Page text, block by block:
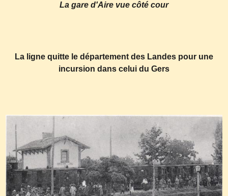
La gare d'Aire vue côté cour
La ligne quitte le département des Landes pour une
incursion dans celui du Gers